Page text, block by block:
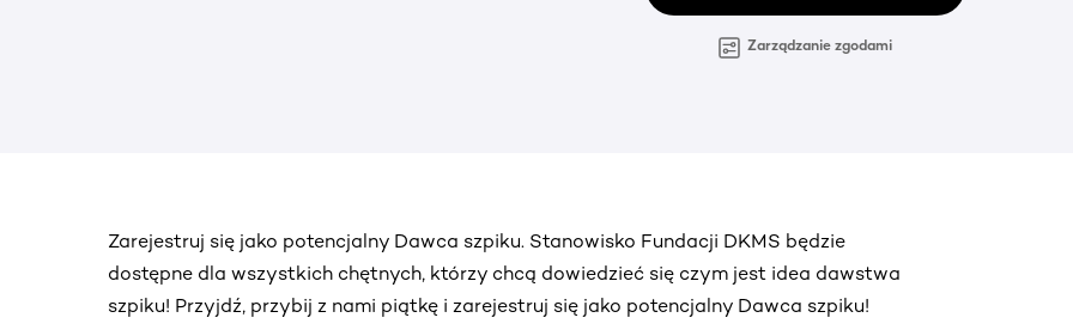
Zarządzanie zgodami
Zarejestruj się jako potencjalny Dawca szpiku. Stanowisko Fundacji DKMS będzie
dostępne dla wszystkich chętnych, którzy chcą dowiedzieć się czym jest idea dawstwa
szpiku! Przyjdź, przybij z nami piątkę i zarejestruj się jako potencjalny Dawca szpiku!